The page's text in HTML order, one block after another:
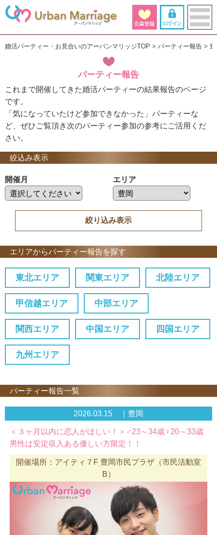
婚活パーティー・お見合いのアーバンマリッジTOP パーティー報告
パーティー報告
これまで開催してきた婚活パーティーの結果報告のページ
です。
「気になっていたけど参加できなかった」パーティーな
ど、ぜひご覧頂き次のパーティー参加の参考にご活用くだ
さい。
絞込み表示
開催月 エリア
エリアからパーティー報告を探す
東北エリア 関東エリア 北陸エリア
甲信越エリア 中部エリア
関西エリア 中国エリア 四国エリア
九州エリア
パーティー報告一覧
2026.03.15 ｜豊岡
＜３ヶ月以内に恋人がほしい！＞♂23～34歳♀20～33歳
男性は安定収入ある優しい方限定！！
開催場所：アイティ７F 豊岡市民プラザ（市民活動室
B）